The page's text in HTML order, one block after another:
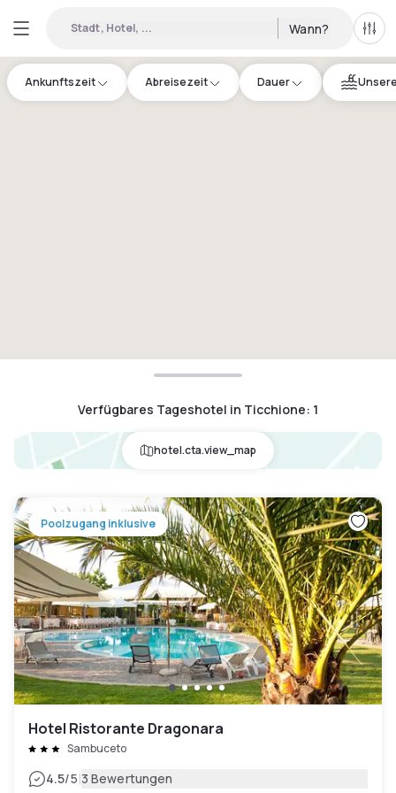
Stadt, Hotel, ... Wann? Alle
Ankunftszeit Abreisezeit Dauer
Verfügbares Tageshotel in Ticchione: 1
hotel.cta.view_map
Poolzugang inklusive
Hotel Ristorante Dragonara
Sambuceto
4.5/5|3 Bewertungen